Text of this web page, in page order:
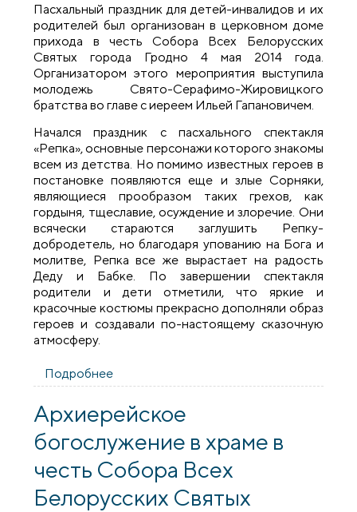
Пасхальный праздник для детей-инвалидов и их
родителей был организован в церковном доме
прихода в честь Собора Всех Белорусских
Святых города Гродно 4 мая 2014 года.
Организатором этого мероприятия выступила
молодежь Свято-Серафимо-Жировицкого
братства во главе с иереем Ильей Гапановичем.
Начался праздник с пасхального спектакля
«Репка», основные персонажи которого знакомы
всем из детства. Но помимо известных героев в
постановке появляются еще и злые Сорняки,
являющиеся прообразом таких грехов, как
гордыня, тщеславие, осуждение и злоречие. Они
всячески стараются заглушить Репку-
добродетель, но благодаря упованию на Бога и
молитве, Репка все же вырастает на радость
Деду и Бабке. По завершении спектакля
родители и дети отметили, что яркие и
красочные костюмы прекрасно дополняли образ
героев и создавали по-настоящему сказочную
атмосферу.
Подробнее
инвалидов
Архиерейское
богослужение в храме в
честь Собора Всех
Белорусских Святых